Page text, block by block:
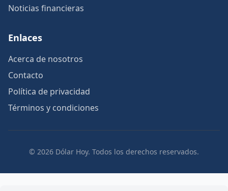
Noticias financieras
Enlaces
Acerca de nosotros
Contacto
Política de privacidad
Términos y condiciones
© 2026 Dólar Hoy. Todos los derechos reservados.